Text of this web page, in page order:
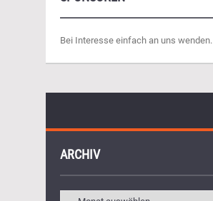
Bei Interesse einfach an uns wenden.
ARCHIV